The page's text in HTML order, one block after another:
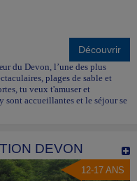
Découvrir
du Devon, l’une des plus
plages de sable et
tu veux t'amuser et
sont accueillantes et le séjour se
DEVON
12-17 ANS